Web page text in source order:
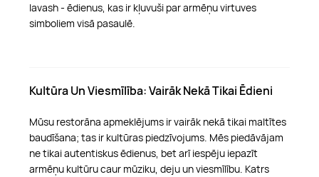
lavash - ēdienus, kas ir kļuvuši par armēņu virtuves
simboliem visā pasaulē.
Kultūra Un Viesmīlība: Vairāk Nekā Tikai Ēdieni
Mūsu restorāna apmeklējums ir vairāk nekā tikai maltītes
baudīšana; tas ir kultūras piedzīvojums. Mēs piedāvājam
ne tikai autentiskus ēdienus, bet arī iespēju iepazīt
armēņu kultūru caur mūziku, deju un viesmīlību. Katrs